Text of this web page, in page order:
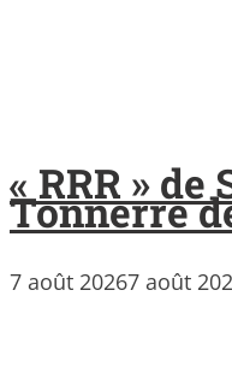
« RRR » de
Tonnerre
7 août 20267 août